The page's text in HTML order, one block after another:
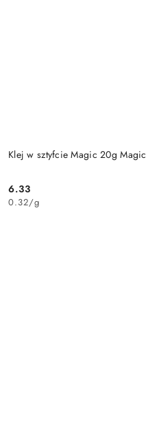
Klej w sztyfcie Magic 20g Magic
Cena:
6.33
0.32/g